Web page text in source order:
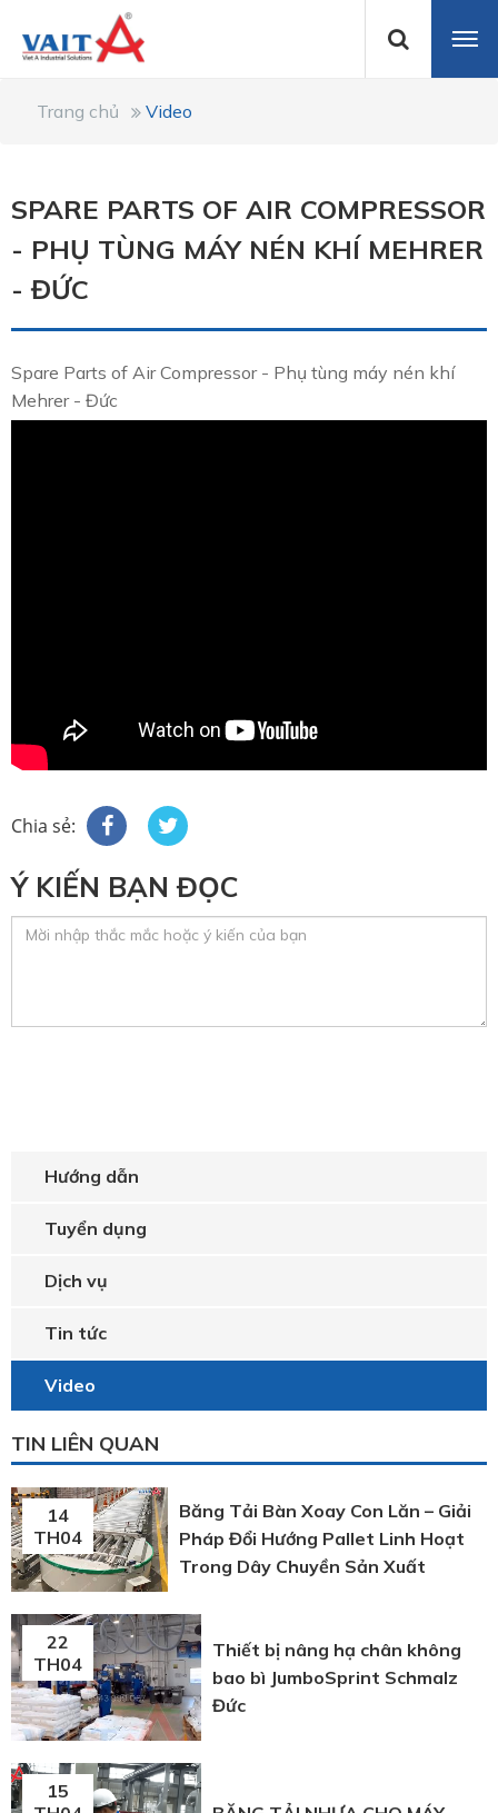
Trang chủ Video
SPARE PARTS OF AIR COMPRESSOR
- PHỤ TÙNG MÁY NÉN KHÍ MEHRER
- ĐỨC
Spare Parts of Air Compressor - Phụ tùng máy nén khí
Mehrer - Đức
Chia sẻ:
Ý KIẾN BẠN ĐỌC
Hướng dẫn
Tuyển dụng
Dịch vụ
Tin tức
Video
TIN LIÊN QUAN
14
TH04
Băng Tải Bàn Xoay Con Lăn – Giải
Pháp Đổi Hướng Pallet Linh Hoạt
Trong Dây Chuyền Sản Xuất
22
TH04
Thiết bị nâng hạ chân không
bao bì JumboSprint Schmalz
Đức
15